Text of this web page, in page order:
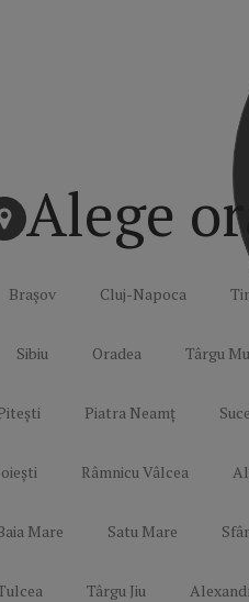
Alege
Brașov Cluj-Napoca
Sibiu Oradea Târgu
Piatra Neamț
Râmnicu Vâlcea
Mare Satu Mare
Târgu Jiu